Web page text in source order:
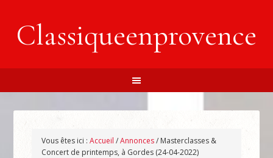
Classiqueenprovence
Vous êtes ici :Accueil /Annonces/ Masterclasses &
Concert de printemps, à Gordes (24-04-2022)